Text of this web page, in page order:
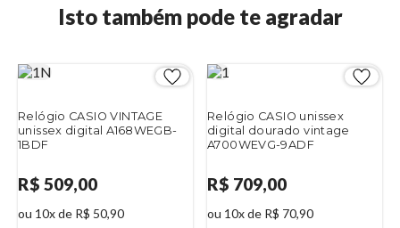
Isto também pode te agradar
Relógio CASIO VINTAGE
unissex digital A168WEGB-
1BDF
R$ 509,00
ou 10x de R$ 50,90
Relógio CASIO unissex
digital dourado vintage
A700WEVG-9ADF
R$ 709,00
ou 10x de R$ 70,90